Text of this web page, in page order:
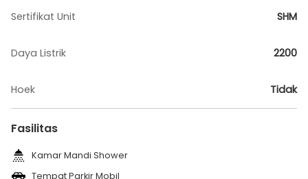
Sertifikat Unit SHM
Daya Listrik 2200
Hoek Tidak
Fasilitas
Kamar Mandi Shower
Tempat Parkir Mobil